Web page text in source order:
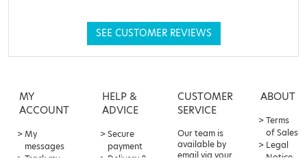
SEE CUSTOMER REVIEWS
MY
ACCOUNT
My
messages
Track my
HELP &
ADVICE
Secure
payment
Delivery &
CUSTOMER
SERVICE
Our team is
available by
email via your
ABOUT
Terms
of Sales
Legal
Notice